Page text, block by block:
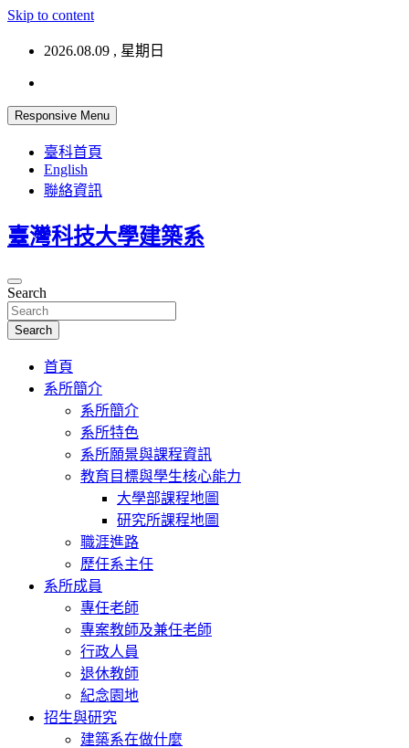
Skip to content
2026.08.09 , 星期日
Responsive Menu
臺科首頁
English
聯絡資訊
臺灣科技大學建築系
Search
Search
首頁
系所簡介
系所簡介
系所特色
系所願景與課程資訊
教育目標與學生核心能力
大學部課程地圖
研究所課程地圖
職涯進路
歷任系主任
系所成員
專任老師
專案教師及兼任老師
行政人員
退休教師
紀念園地
招生與研究
建築系在做什麼